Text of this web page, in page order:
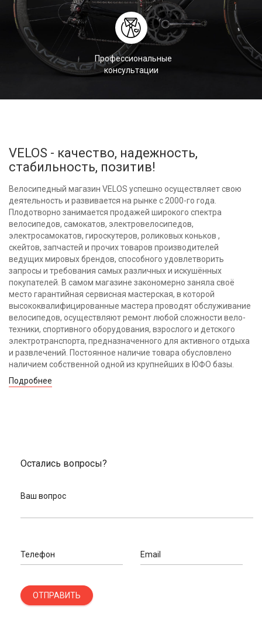
Профессиональные
консультации
VELOS - качество, надежность,
стабильность, позитив!
Велосипедный магазин VELOS успешно осуществляет свою
деятельность и развивается на рынке с 2000-го года.
Плодотворно занимается продажей широкого спектра
велосипедов, самокатов, электровелосипедов,
электросамокатов, гироскутеров, роликовых коньков ,
скейтов, запчастей и прочих товаров производителей
ведущих мировых брендов, способного удовлетворить
запросы и требования самых различных и искушённых
покупателей. В самом магазине закономерно заняла своё
место гарантийная сервисная мастерская, в которой
высококвалифицированные мастера проводят обслуживание
велосипедов, осуществляют ремонт любой сложности вело-
техники, спортивного оборудования, взрослого и детского
электротранспорта, предназначенного для активного отдыха
и развлечений. Постоянное наличие товара обусловлено
наличием собственной одной из крупнейших в ЮФО базы.
Подробнее
Остались вопросы?
Ваш вопрос
Телефон Email
ОТПРАВИТЬ